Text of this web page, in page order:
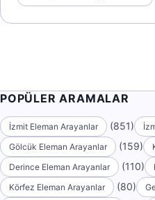
POPÜLER ARAMALAR
İzmit Eleman Arayanlar (851)
Gölcük Eleman Arayanlar (159)
Derince Eleman Arayanlar (110)
Körfez Eleman Arayanlar (80)